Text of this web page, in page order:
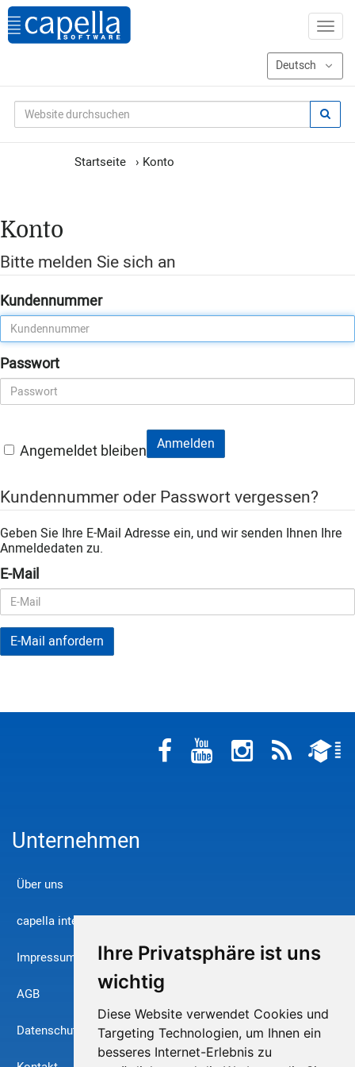
Ihre Privatsphäre ist uns
wichtig
Diese Website verwendet Cookies und
Targeting Technologien, um Ihnen ein
besseres Internet-Erlebnis zu
Startseite › Konto
Konto
Bitte melden Sie sich an
Kundennummer
Passwort
Angemeldet bleiben Anmelden
Kundennummer oder Passwort vergessen?
Geben Sie Ihre E-Mail Adresse ein, und wir senden Ihnen Ihre
Anmeldedaten zu.
E-Mail
E-Mail anfordern
Unternehmen
Über uns
capella international
Impressum
AGB
Datenschutz